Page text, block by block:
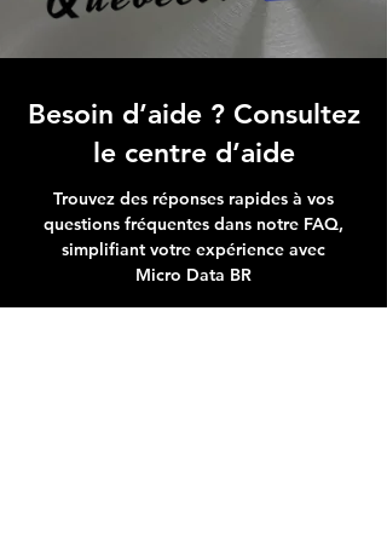
Besoin d’aide ? Consultez
le centre d’aide
Trouvez des réponses rapides à vos
questions fréquentes dans notre FAQ,
simplifiant votre expérience avec
Micro Data BR